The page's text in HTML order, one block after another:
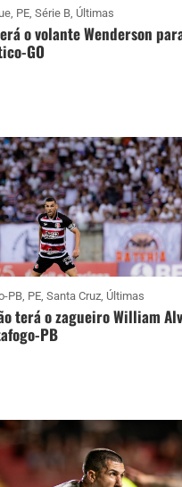
, PE, Série B, Últimas
o volante Wenderson
GO
PB, PE, Santa Cruz, Últimas
terá o zagueiro William
PB